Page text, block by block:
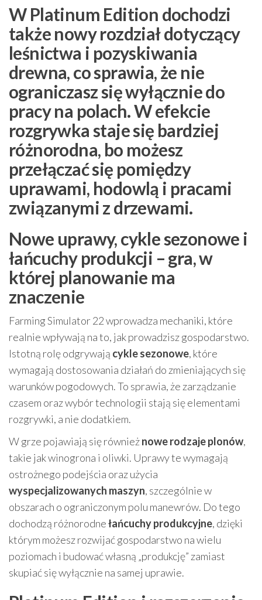
W Platinum Edition dochodzi
także nowy rozdział dotyczący
leśnictwa i pozyskiwania
drewna, co sprawia, że nie
ograniczasz się wyłącznie do
pracy na polach. W efekcie
rozgrywka staje się bardziej
różnorodna, bo możesz
przełączać się pomiędzy
uprawami, hodowlą i pracami
związanymi z drzewami.
Nowe uprawy, cykle sezonowe i
łańcuchy produkcji – gra, w
której planowanie ma
znaczenie
Farming Simulator 22 wprowadza mechaniki, które
realnie wpływają na to, jak prowadzisz gospodarstwo.
Istotną rolę odgrywają cykle sezonowe, które
wymagają dostosowania działań do zmieniających się
warunków pogodowych. To sprawia, że zarządzanie
czasem oraz wybór technologii stają się elementami
rozgrywki, a nie dodatkiem.
W grze pojawiają się równieżnowe rodzaje plonów,
takie jak winogrona i oliwki. Uprawy te wymagają
ostrożnego podejścia oraz użycia
wyspecjalizowanych maszyn, szczególnie w
obszarach o ograniczonym polu manewrów. Do tego
dochodzą różnorodnełańcuchy produkcyjne, dzięki
którym możesz rozwijać gospodarstwo na wielu
poziomach i budować własną „produkcję” zamiast
skupiać się wyłącznie na samej uprawie.